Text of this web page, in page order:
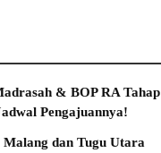
& BOP RA Tahap
Pengajuannya!
Malang dan Tugu Utara